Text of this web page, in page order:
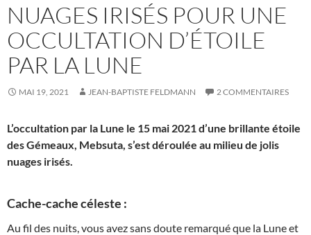
NUAGES IRISÉS POUR UNE
OCCULTATION D’ÉTOILE
PAR LA LUNE
MAI 19, 2021 JEAN-BAPTISTE FELDMANN 2 COMMENTAIRES
L’occultation par la Lune le 15 mai 2021 d’une brillante étoile
des Gémeaux, Mebsuta, s’est déroulée au milieu de jolis
nuages irisés.
Cache-cache céleste :
Au fil des nuits, vous avez sans doute remarqué que la Lune et